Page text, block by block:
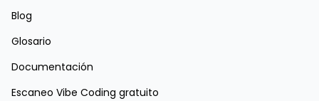
Blog
Glosario
Documentación
Escaneo Vibe Coding gratuito